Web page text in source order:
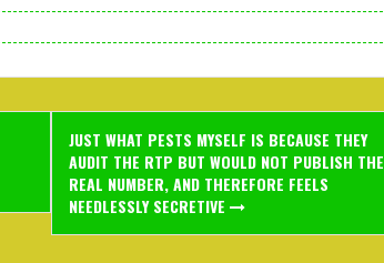
JUST WHAT PESTS MYSELF IS BECAUSE THEY
AUDIT THE RTP BUT WOULD NOT PUBLISH THE
REAL NUMBER, AND THEREFORE FEELS
NEEDLESSLY SECRETIVE